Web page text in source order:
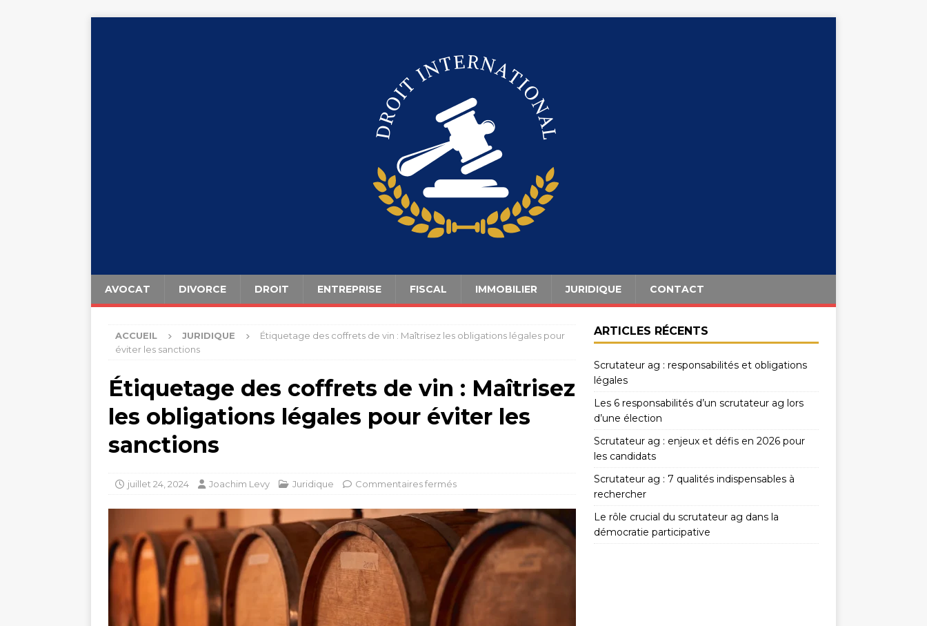
AVOCAT DIVORCE DROIT ENTREPRISE FISCAL IMMOBILIER JURIDIQUE CONTACT
ACCUEIL JURIDIQUE
Étiquetage des coffrets de vin : Maîtrisez les obligations légales pour
éviter les sanctions
Étiquetage des coffrets de vin : Maîtrisez
les obligations légales pour éviter les
sanctions
juillet 24, 2024 Joachim Levy Juridique Commentaires fermés
ARTICLES RÉCENTS
Scrutateur ag : responsabilités et obligations
légales
Les 6 responsabilités d’un scrutateur ag lors
d’une élection
Scrutateur ag : enjeux et défis en 2026 pour
les candidats
Scrutateur ag : 7 qualités indispensables à
rechercher
Le rôle crucial du scrutateur ag dans la
démocratie participative